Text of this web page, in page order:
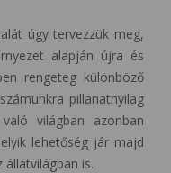
úgy tervezzük meg,
alapján újra és
rengeteg különböző
pillanatnyilag
világban azonban
lehetőség jár majd
is.